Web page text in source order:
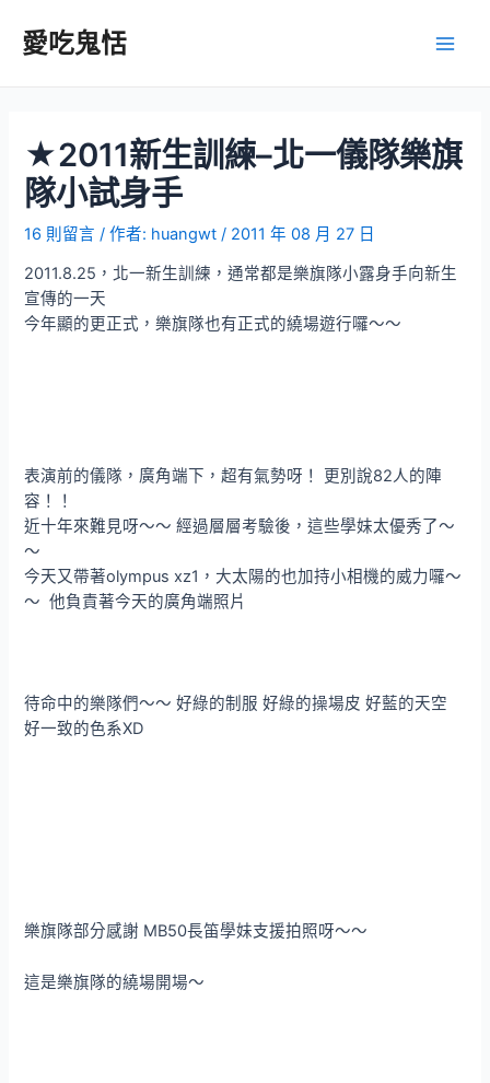
愛吃鬼恬
★2011新生訓練–北一儀隊樂旗
隊小試身手
16 則留言 / 作者: huangwt/ 2011 年 08 月 27 日
2011.8.25，北一新生訓練，通常都是樂旗隊小露身手向新生
宣傳的一天
今年顯的更正式，樂旗隊也有正式的繞場遊行囉～～
表演前的儀隊，廣角端下，超有氣勢呀！ 更別說82人的陣
容！！
近十年來難見呀～～ 經過層層考驗後，這些學妹太優秀了～
～
今天又帶著olympus xz1，大太陽的也加持小相機的威力囉～
～ 他負責著今天的廣角端照片
待命中的樂隊們～～ 好綠的制服 好綠的操場皮 好藍的天空
好一致的色系XD
樂旗隊部分感謝 MB50長笛學妹支援拍照呀～～
這是樂旗隊的繞場開場～